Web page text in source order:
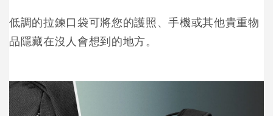
低調的拉鍊口袋可將您的護照、手機或其他貴重物
品隱藏在沒人會想到的地方。